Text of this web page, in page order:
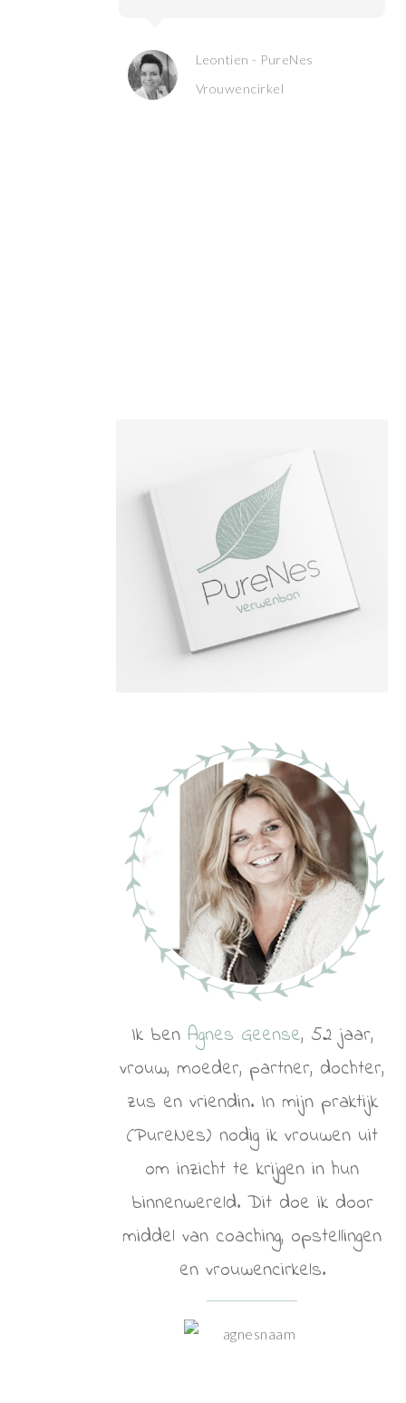
Leontien - PureNes
Vrouwencirkel
Ik ben Agnes Geense, 52 jaar,
vrouw, moeder, partner, dochter,
zus en vriendin. In mijn praktijk
(PureNes) nodig ik vrouwen uit
om inzicht te krijgen in hun
binnenwereld. Dit doe ik door
middel van coaching, opstellingen
en vrouwencirkels.